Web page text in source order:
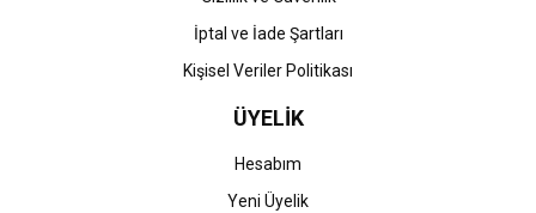
İptal ve İade Şartları
Kişisel Veriler Politikası
ÜYELİK
Hesabım
Yeni Üyelik